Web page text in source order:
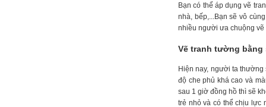
Bạn có thể áp dụng vẽ
nhà, bếp,...Bạn sẽ vô
nhiều người ưa chuộng vẽ
Vẽ tranh tường bằng
Hiện nay, người ta
độ che phủ khá cao và
sau 1 giờ đồng hồ thì sẽ
trẻ nhỏ và có thể chịu lực